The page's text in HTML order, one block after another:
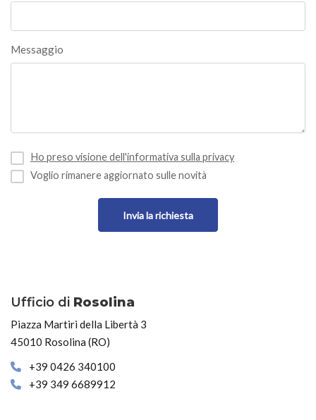
Messaggio
Ho preso visione dell'informativa sulla privacy
Voglio rimanere aggiornato sulle novità
Invia la richiesta
Ufficio di Rosolina
Piazza Martiri della Libertà 3
45010 Rosolina (RO)
+39 0426 340100
+39 349 6689912